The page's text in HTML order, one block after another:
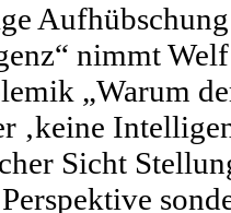
nimmt
„Warum
‚keine
Sicht